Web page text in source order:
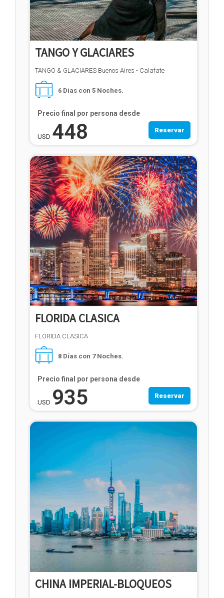
TANGO Y GLACIARES
TANGO & GLACIARES Buenos Aires - Calafate
6 Días con 5 Noches.
Precio final por persona desde
USD 448 Reservar
FLORIDA CLASICA
FLORIDA CLASICA
8 Días con 7 Noches.
Precio final por persona desde
USD 935 Reservar
CHINA IMPERIAL-BLOQUEOS